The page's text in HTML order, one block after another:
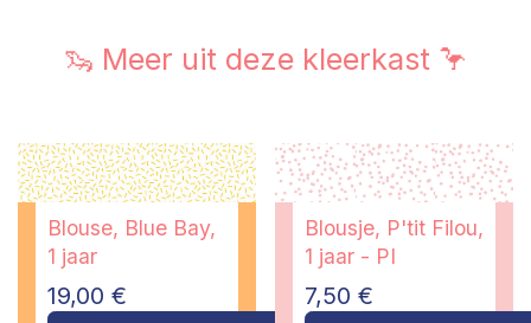
🦦 Meer uit deze kleerkast 🦩
Blouse, Blue Bay,
1 jaar
19,00 €
Blousje, P'tit Filou,
1 jaar - PI
7,50 €